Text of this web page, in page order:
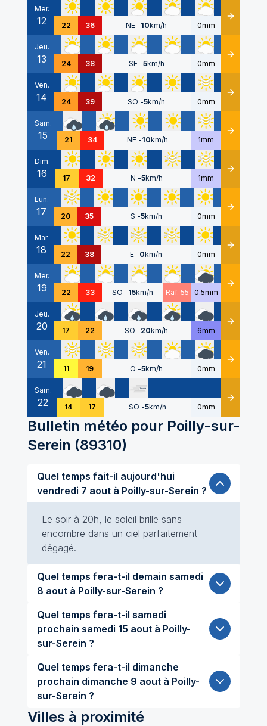
Mer.
12 22 36 NE -10km/h 0mm Détails
Jeu.
13 24 38 SE -5km/h 0mm Détails
Ven.
14 24 39 SO -5km/h 0mm Détails
Sam.
15 21 34 NE -10km/h 1mm Détails
Dim.
16 17 32 N -5km/h 1mm Détails
Lun.
17 20 35 S -5km/h 0mm Détails
Mar.
18 22 38 E -0km/h 0mm Détails
Mer.
19 22 33 SO -15km/h Raf. 55 0.5mm Détails
Jeu.
20 17 22 SO -20km/h 6mm Détails
Ven.
21 11 19 O -5km/h 0mm Détails
Sam.
22 14 17 SO -5km/h 0mm Détails
Bulletin météo pour Poilly-sur-
Serein (89310)
Quel temps fait-il aujourd'hui
vendredi 7 aout à Poilly-sur-Serein ?
Le soir à 20h, le soleil brille sans
encombre dans un ciel parfaitement
dégagé.
Quel temps fera-t-il demain samedi
8 aout à Poilly-sur-Serein ?
Quel temps fera-t-il samedi
prochain samedi 15 aout à Poilly-
sur-Serein ?
Quel temps fera-t-il dimanche
prochain dimanche 9 aout à Poilly-
sur-Serein ?
Villes à proximité